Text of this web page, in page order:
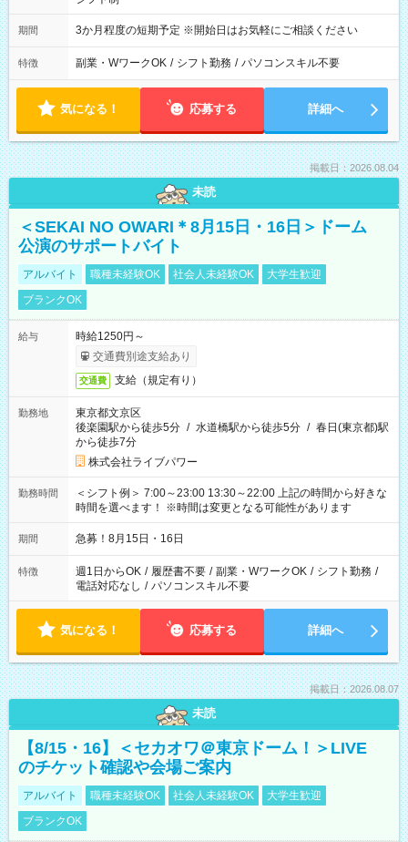
期間 3か月程度の短期予定 ※開始日はお気軽にご相談ください
特徴 副業・WワークOK / シフト勤務 / パソコンスキル不要
気になる！ 応募する 詳細へ
掲載日：2026.08.04
未読
＜SEKAI NO OWARI＊8月15日・16日＞ドーム
公演のサポートバイト
アルバイト 職種未経験OK 社会人未経験OK
大学生歓迎
ブランクOK
給与
時給1250円～
交通費別途支給あり
交通費 支給（規定有り）
勤務地
東京都文京区
後楽園駅から徒歩5分 / 水道橋駅から徒歩5分 / 春日(東京都)駅
から徒歩7分
株式会社ライブパワー
勤務時間
＜シフト例＞ 7:00～23:00 13:30～22:00 上記の時間から好きな
時間を選べます！ ※時間は変更となる可能性があります
期間 急募！8月15日・16日
特徴 週1日からOK / 履歴書不要 / 副業・WワークOK / シフト勤務 /
電話対応なし / パソコンスキル不要
気になる！ 応募する 詳細へ
掲載日：2026.08.07
未読
【8/15・16】＜セカオワ＠東京ドーム！＞LIVE
のチケット確認や会場ご案内
アルバイト 職種未経験OK 社会人未経験OK
大学生歓迎
ブランクOK